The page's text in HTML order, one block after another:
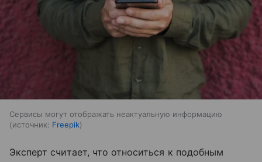
Сервисы могут отображать неактуальную информацию
источник: Freepik
Эксперт считает, что относиться к подобным